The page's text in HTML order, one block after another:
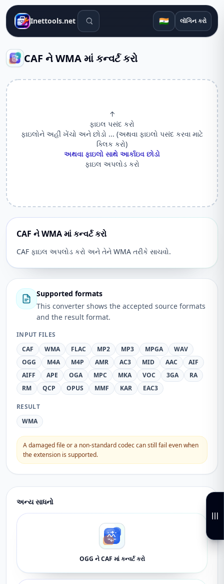
Inettools.net શોધ સાધનો 🇮🇳 લૉગિન કરો
CAF ને WMA માં કન્વર્ટ કરો
↑
ફાઇલ પસંદ કરો
ફાઇલોને અહીં ખેંચો અને છોડો ... (અથવા ફાઇલો પસંદ કરવા માટે
ક્લિક કરો)
અથવા ફાઇલો સાથે આર્કાઇવ છોડો
ફાઇલ અપલોડ કરો
CAF ને WMA માં કન્વર્ટ કરો
CAF ફાઇલ અપલોડ કરો અને તેને WMA તરીકે સાચવો.
Supported formats
This converter shows the accepted source formats
and the result format.
INPUT FILES
CAF
WMA FLAC MP2 MP3 MPGA
WAV
OGG
M4A M4P AMR AC3 MID AAC
AIF
AIFF
APE OGA MPC MKA VOC 3GA
RA
RM
QCP OPUS MMF KAR EAC3
RESULT
WMA
A damaged file or a non-standard codec can still fail even when
the extension is supported.
અન્ય સાધનો
OGG ને CAF માં કન્વર્ટ કરો